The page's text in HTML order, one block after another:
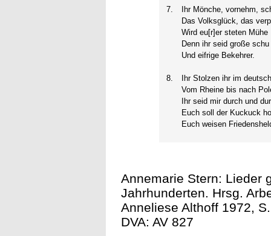
7.
Ihr Mönche, vornehm,
Das Volksglück, das
Wird eu[r]er steten Mühe
Denn ihr seid große
Und eifrige Bekehrer.
8.
Ihr Stolzen ihr im
Vom Rheine bis nach
Ihr seid mir durch und
Euch soll der Kuckuck
Euch weisen
Annemarie Stern: Lieder
Jahrhunderten. Hrsg.
Anneliese Althoff 1972,
DVA: AV 827